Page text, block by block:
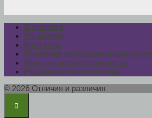
О проекте
Об авторе
Контакты
Политика конфиденциальности
Отказ от ответственности
Редакционная политика
© 2026 Отличия и различия